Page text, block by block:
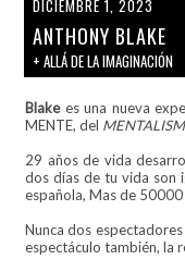
DICIEMBRE 1, 2023
ANTHONY BLAKE
+ ALLÁ DE LA IMAGINACIÓN
Blakees una nueva
MENTE, del
29 años de vida
dos días de tu vida son
española, Mas de
Nunca dos
espectáculo también, la